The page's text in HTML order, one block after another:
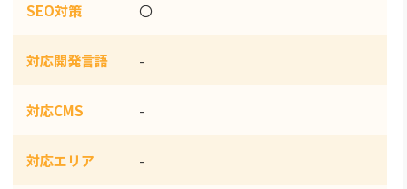
SEO対策 〇
対応開発言語 -
対応CMS -
対応エリア -